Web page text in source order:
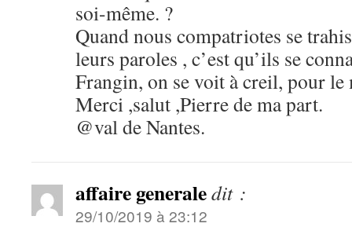
soi-même. ?
Quand nous compatriotes se
leurs paroles , c’est qu’ils se
Frangin, on se voit à creil, pour le
Merci ,salut ,Pierre de ma part.
@val de Nantes.
affaire generaledit :
29/10/2019 à 23:12